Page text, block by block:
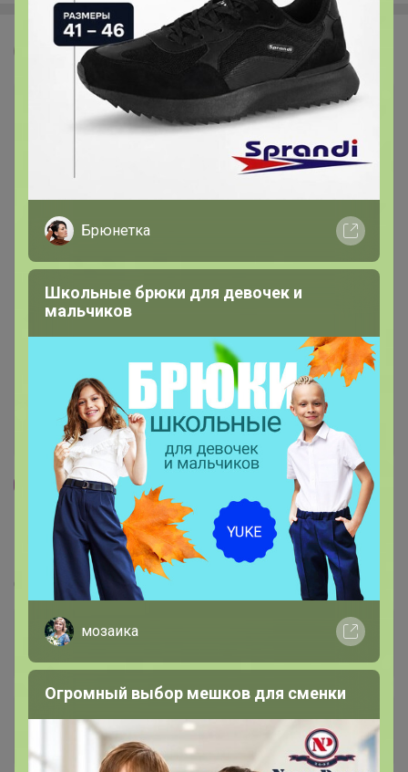
Леныра
5.0 135.8K 196K 5.4K 10
Levrana от производителя. Лучший ассортимент
и цены
Стоп 14 августа
+478
Брюнетка
Школьные брюки для девочек и
мальчиков
мозаика
Огромный выбор мешков для сменки